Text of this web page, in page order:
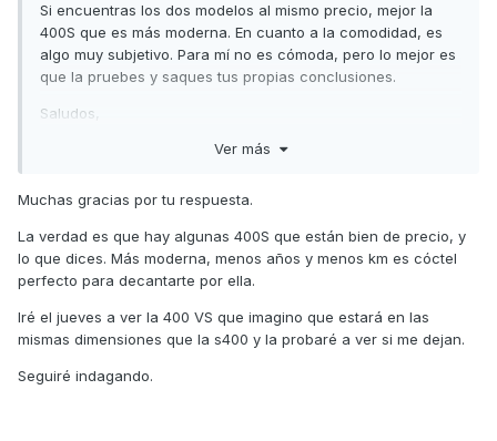
Si encuentras los dos modelos al mismo precio, mejor la
400S que es más moderna. En cuanto a la comodidad, es
algo muy subjetivo. Para mí no es cómoda, pero lo mejor es
que la pruebes y saques tus propias conclusiones.
Saludos,
Ver más
Muchas gracias por tu respuesta.
La verdad es que hay algunas 400S que están bien de precio, y
lo que dices. Más moderna, menos años y menos km es cóctel
perfecto para decantarte por ella.
Iré el jueves a ver la 400 VS que imagino que estará en las
mismas dimensiones que la s400 y la probaré a ver si me dejan.
Seguiré indagando.